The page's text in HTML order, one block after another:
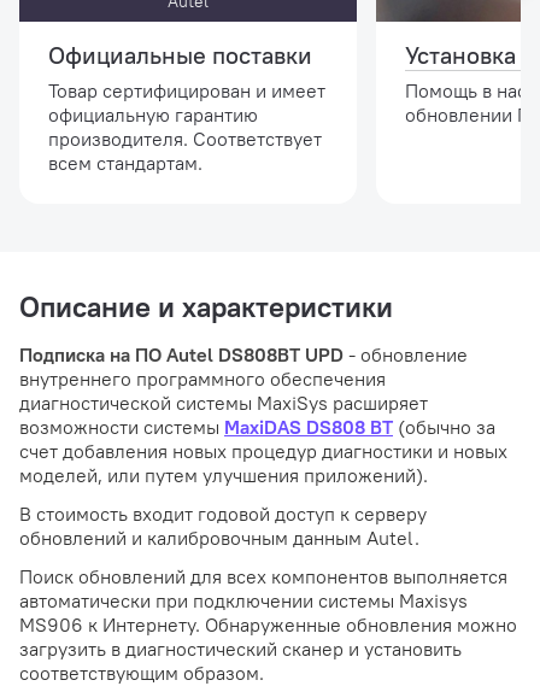
Официальные поставки
Товар сертифицирован и имеет
официальную гарантию
производителя. Соответствует
всем стандартам.
Установка
Помощь в
обновлении
Описание и характеристики
Подписка на ПО Autel DS808BT UPD - обновление
внутреннего программного обеспечения
диагностической системы MaxiSys расширяет
возможности системы MaxiDAS DS808 BT (обычно за
счет добавления новых процедур диагностики и новых
моделей, или путем улучшения приложений).
В стоимость входит годовой доступ к серверу
обновлений и калибровочным данным Autel.
Поиск обновлений для всех компонентов выполняется
автоматически при подключении системы Maxisys
MS906 к Интернету. Обнаруженные обновления можно
загрузить в диагностический сканер и установить
соответствующим образом.